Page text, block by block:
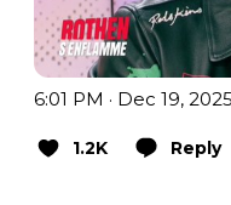
6:01 PM · Dec 19, 2025
1.2K Reply